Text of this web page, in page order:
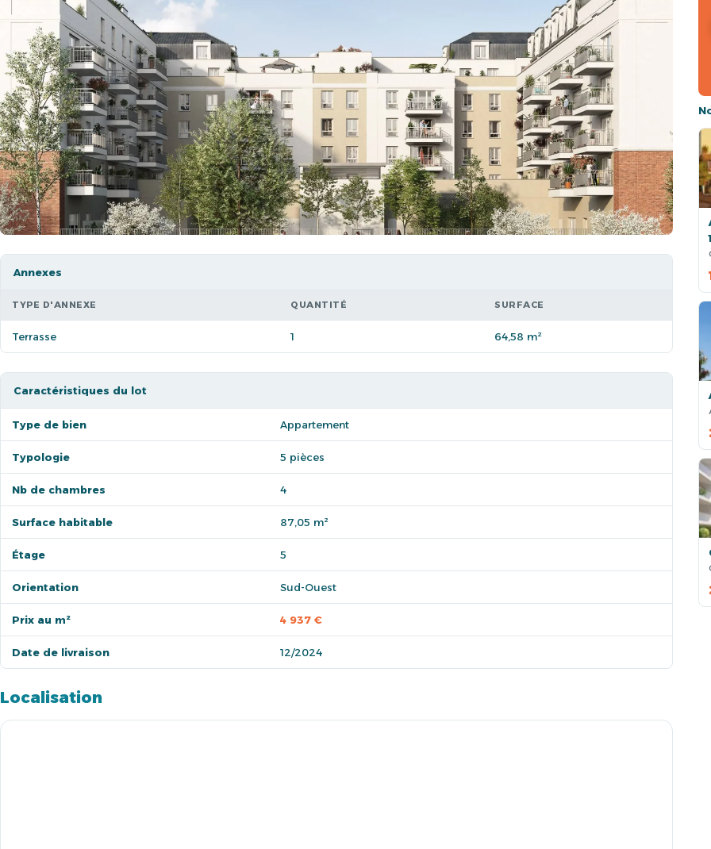
Annexes
TYPE D'ANNEXE QUANTITÉ SURFACE
Terrasse 1 64,58 m²
Caractéristiques du lot
Type de bien Appartement
Typologie 5 pièces
Nb de chambres 4
Surface habitable 87,05 m²
Étage 5
Orientation Sud-Ouest
Prix au m² 4 937 €
Date de livraison 12/2024
Localisation